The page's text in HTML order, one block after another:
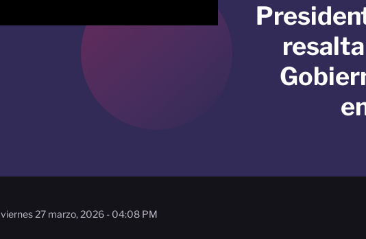
viernes 27 marzo, 2026 - 04:08 PM